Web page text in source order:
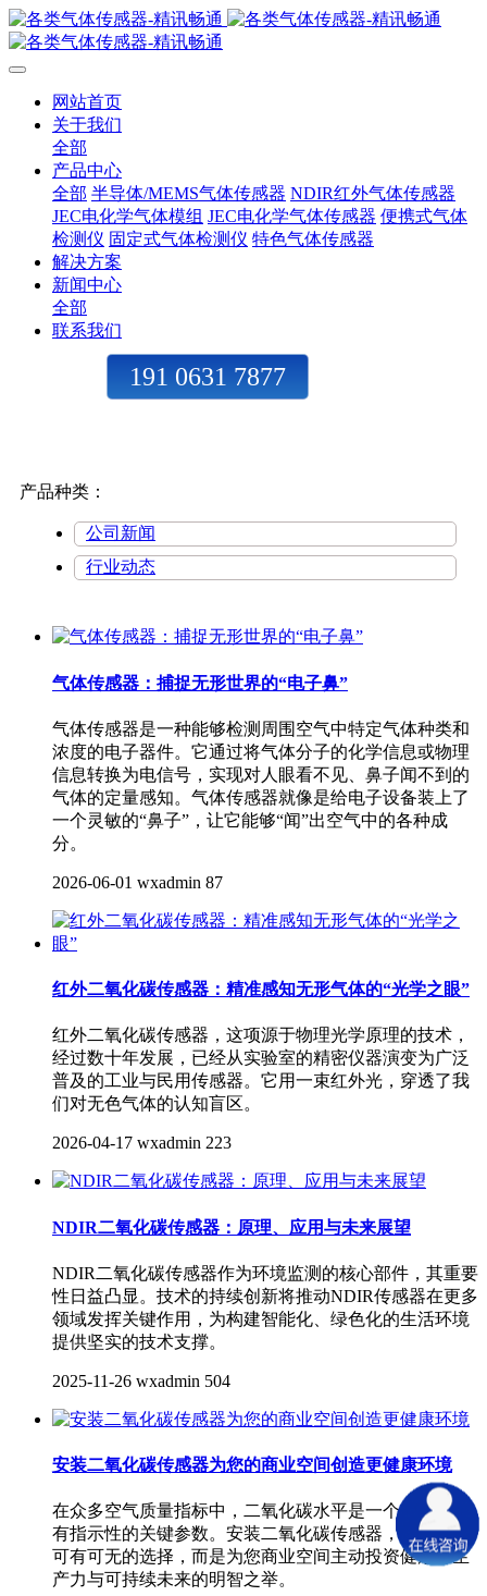
网站首页
关于我们
全部
产品中心
全部 半导体/MEMS气体传感器 NDIR红外气体传感器
JEC电化学气体模组 JEC电化学气体传感器 便携式气体
检测仪 固定式气体检测仪 特色气体传感器
解决方案
新闻中心
全部
联系我们
191 0631 7877
产品种类：
公司新闻
行业动态
气体传感器：捕捉无形世界的“电子鼻”
气体传感器​是一种能够检测周围空气中特定气体种类和
浓度的电子器件。它通过将气体分子的化学信息或物理
信息转换为电信号，实现对人眼看不见、鼻子闻不到的
气体的定量感知。气体传感器就像是给电子设备装上了
一个灵敏的“鼻子”，让它能够“闻”出空气中的各种成
分。
2026-06-01 wxadmin 87
红外二氧化碳传感器：精准感知无形气体的“光学之眼”
红外二氧化碳传感器，这项源于物理光学原理的技术，
经过数十年发展，已经从实验室的精密仪器演变为广泛
普及的工业与民用传感器。它用一束红外光，穿透了我
们对无色气体的认知盲区。
2026-04-17 wxadmin 223
NDIR二氧化碳传感器：原理、应用与未来展望
NDIR二氧化碳传感器​作为环境监测的核心部件，其重要
性日益凸显。技术的持续创新将推动NDIR传感器在更多
领域发挥关键作用，为构建智能化、绿色化的生活环境
提供坚实的技术支撑。
2025-11-26 wxadmin 504
安装二氧化碳传感器为您的商业空间创造更健康环境
在众多空气质量指标中，二氧化碳水平是一个核心且具
有指示性的关键参数。安装二氧化碳传感器，已不再是
可有可无的选择，而是为您商业空间主动投资健康、生
产力与可持续未来的明智之举。